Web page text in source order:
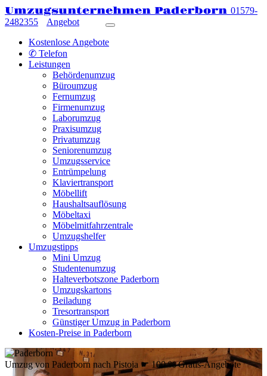
Umzugsunternehmen Paderborn 01579-
2482355
Angebot
Kostenlose Angebote
✆ Telefon
Leistungen
Behördenumzug
Büroumzug
Fernumzug
Firmenumzug
Laborumzug
Praxisumzug
Privatumzug
Seniorenumzug
Umzugsservice
Entrümpelung
Klaviertransport
Möbellift
Haushaltsauflösung
Möbeltaxi
Möbelmitfahrzentrale
Umzugshelfer
Umzugstipps
Mini Umzug
Studentenumzug
Halteverbotszone Paderborn
Umzugskartons
Beiladung
Tresortransport
Günstiger Umzug in Paderborn
Kosten-Preise in Paderborn
Umzug von Paderborn nach Pistoia ☛ 100 % Gratis-Angebote